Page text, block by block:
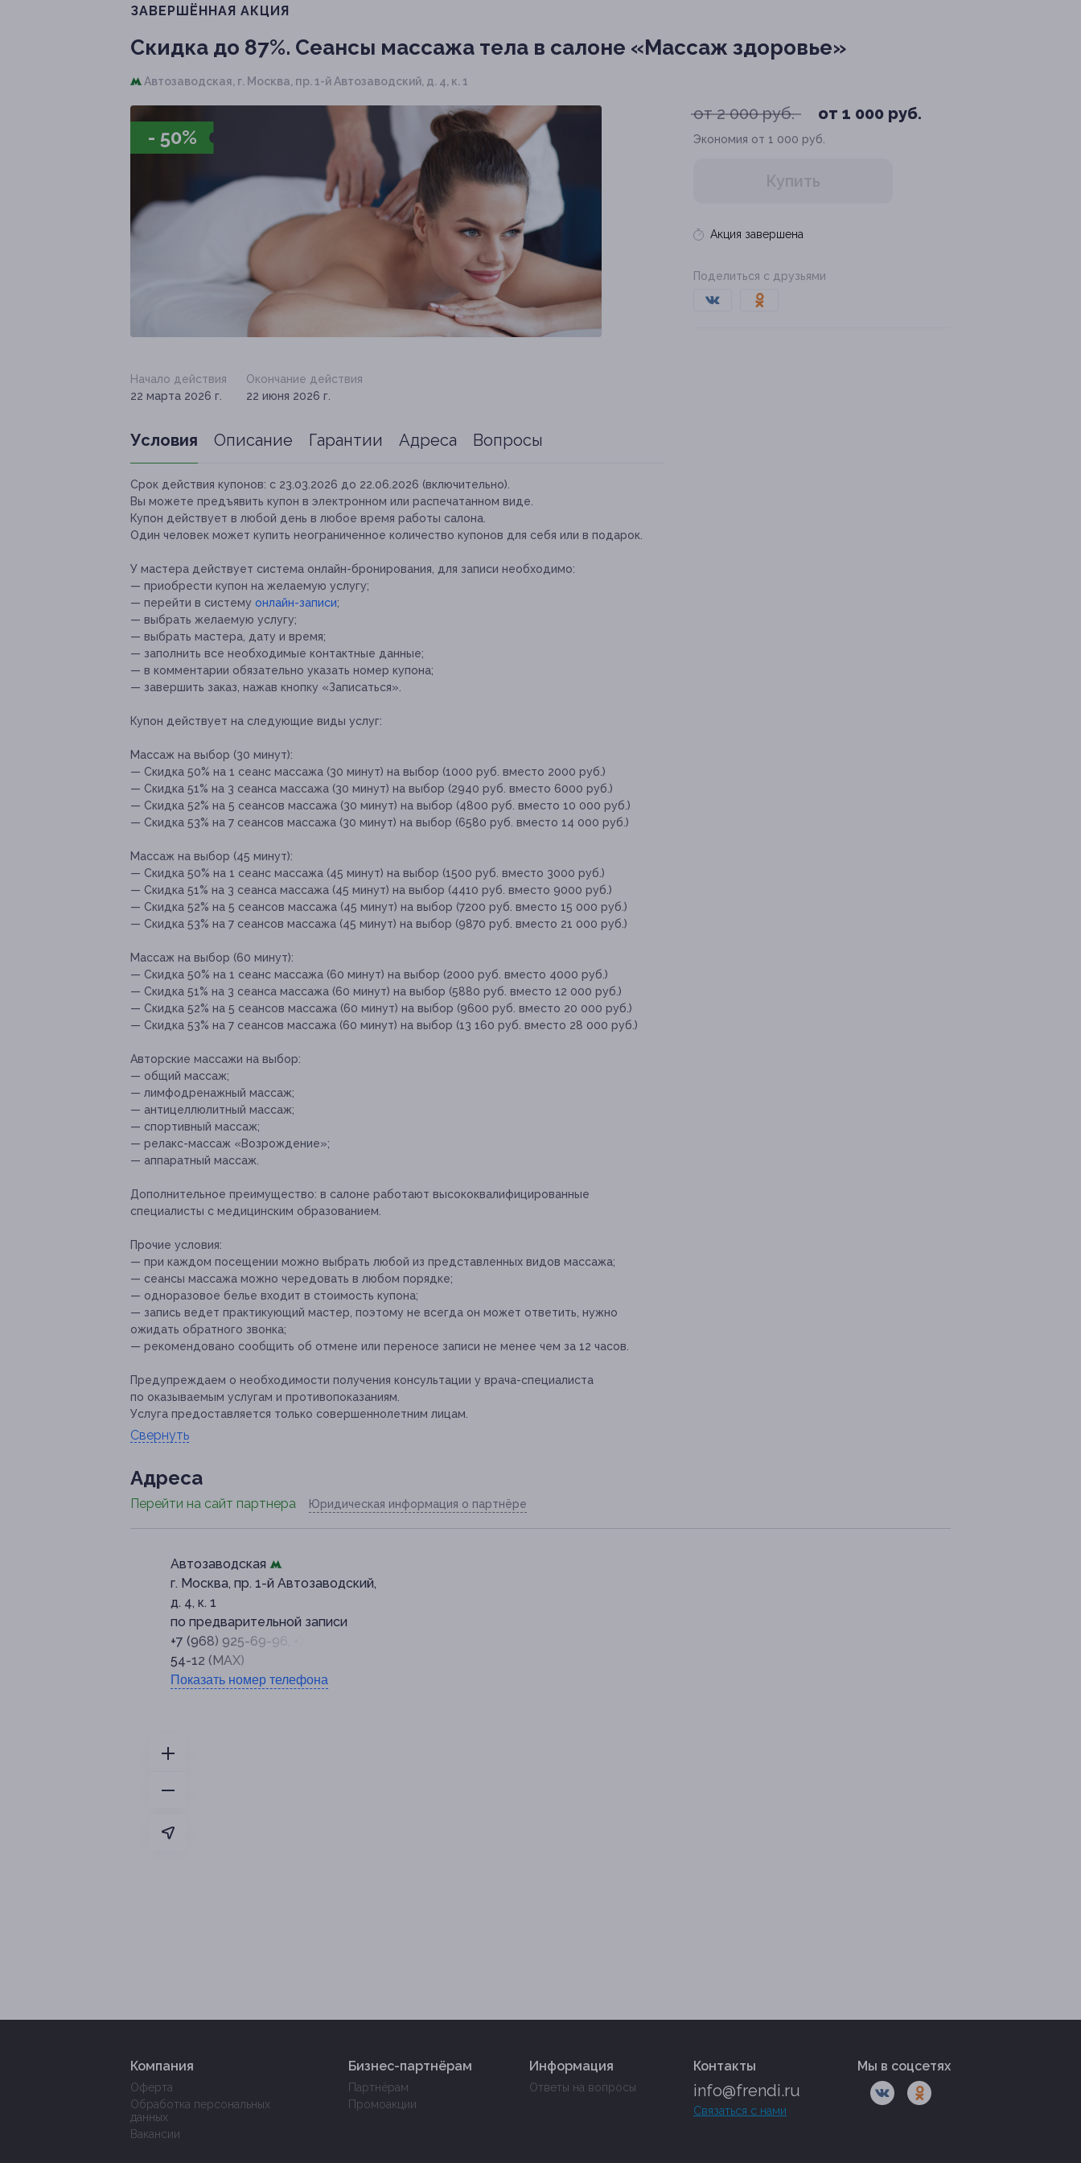
ЗАВЕРШЁННАЯ АКЦИЯ
Скидка до 87%. Сеансы массажа тела в салоне «Массаж здоровье»
Автозаводская, г. Москва, пр. 1-й Автозаводский, д. 4, к. 1
- 50%
от 2 000 руб. от 1 000 руб.
Экономия от 1 000 руб.
Купить
Акция завершена
Поделиться с друзьями
Начало действия
22 марта 2026 г.
Окончание действия
22 июня 2026 г.
Условия Описание Гарантии Адреса Вопросы
Срок действия купонов: с 23.03.2026 до 22.06.2026 (включительно).
Вы можете предъявить купон в электронном или распечатанном виде.
Купон действует в любой день в любое время работы салона.
Один человек может купить неограниченное количество купонов для себя или в подарок.
У мастера действует система онлайн-бронирования, для записи необходимо:
— ⁠приобрести купон на желаемую услугу;
— ⁠перейти в систему онлайн-записи;
— выбрать желаемую услугу;
— выбрать мастера, дату и время;
— ⁠заполнить все необходимые контактные данные;
— в комментарии обязательно указать номер купона;
— завершить заказ, нажав кнопку «Записаться».
Купон действует на следующие виды услуг:
Массаж на выбор (30 минут):
— Скидка 50% на 1 сеанс массажа (30 минут) на выбор (1000 руб. вместо 2000 руб.)
— Скидка 51% на 3 сеанса массажа (30 минут) на выбор (2940 руб. вместо 6000 руб.)
— Скидка 52% на 5 сеансов массажа (30 минут) на выбор (4800 руб. вместо 10 000 руб.)
— Скидка 53% на 7 сеансов массажа (30 минут) на выбор (6580 руб. вместо 14 000 руб.)
Массаж на выбор (45 минут):
— Скидка 50% на 1 сеанс массажа (45 минут) на выбор (1500 руб. вместо 3000 руб.)
— Скидка 51% на 3 сеанса массажа (45 минут) на выбор (4410 руб. вместо 9000 руб.)
— Скидка 52% на 5 сеансов массажа (45 минут) на выбор (7200 руб. вместо 15 000 руб.)
— Скидка 53% на 7 сеансов массажа (45 минут) на выбор (9870 руб. вместо 21 000 руб.)
Массаж на выбор (60 минут):
— Скидка 50% на 1 сеанс массажа (60 минут) на выбор (2000 руб. вместо 4000 руб.)
— Скидка 51% на 3 сеанса массажа (60 минут) на выбор (5880 руб. вместо 12 000 руб.)
— Скидка 52% на 5 сеансов массажа (60 минут) на выбор (9600 руб. вместо 20 000 руб.)
— Скидка 53% на 7 сеансов массажа (60 минут) на выбор (13 160 руб. вместо 28 000 руб.)
Авторские массажи на выбор:
— общий массаж;
— лимфодренажный массаж;
— антицеллюлитный массаж;
— спортивный массаж;
— релакс-массаж «Возрождение»;
— аппаратный массаж.
Дополнительное преимущество: в салоне работают высококвалифицированные
специалисты с медицинским образованием.
Прочие условия:
— при каждом посещении можно выбрать любой из представленных видов массажа;
— сеансы массажа можно чередовать в любом порядке;
— одноразовое белье входит в стоимость купона;
— запись ведет практикующий мастер, поэтому не всегда он может ответить, нужно
ожидать обратного звонка;
— рекомендовано сообщить об отмене или переносе записи не менее чем за 12 часов.
Предупреждаем о необходимости получения консультации у врача-специалиста
по оказываемым услугам и противопоказаниям.
Услуга предоставляется только совершеннолетним лицам.
Свернуть
Адресa
Перейти на сайт партнера Юридическая информация о партнёре
Автозаводская
г. Москва, пр. 1-й Автозаводский,
д. 4, к. 1
по предварительной записи
+7 (968) 925-69-96, +7 (909) 674-
54-12 (MAX)
Показать номер телефона
Компания
Оферта
Обработка персональных
данных
Вакансии
Бизнес-партнёрам
Партнёрам
Промоакции
Информация
Ответы на вопросы
Контакты
info@frendi.ru
Связаться с нами
Мы в соцсетях